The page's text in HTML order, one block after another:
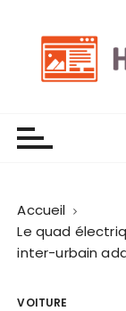
Accueil
Le quad
inter-urbain
VOITURE